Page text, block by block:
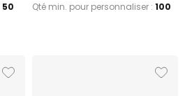
50 Qté min. pour personnaliser : 100